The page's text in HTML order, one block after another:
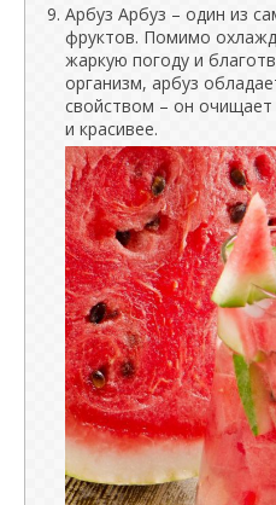
Арбуз Арбуз – один из
фруктов. Помимо
жаркую погоду и
организм, арбуз
свойством – он
и красивее.